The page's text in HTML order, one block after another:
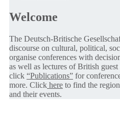
Welcome
The Deutsch-Britische
discourse on cultural, political,
organise conferences with
as well as lectures of British
click “Publications” for
more. Click here to find the
and their events.